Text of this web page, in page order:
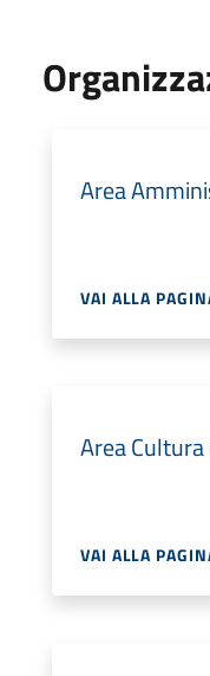
Area
VAI ALLA
Area
VAI ALLA